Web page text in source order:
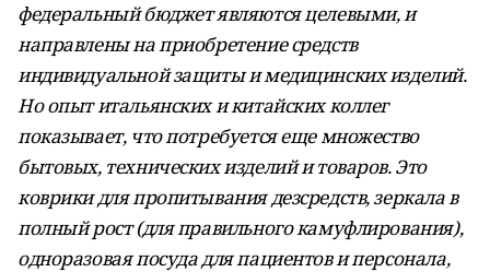
федеральный бюджет являются целевыми, и
направлены на приобретение средств
индивидуальной защиты и медицинских изделий.
Но опыт итальянских и китайских коллег
показывает, что потребуется еще множество
бытовых, технических изделий и товаров. Это
коврики для пропитывания дезсредств, зеркала в
полный рост (для правильного камуфлирования),
одноразовая посуда для пациентов и персонала,